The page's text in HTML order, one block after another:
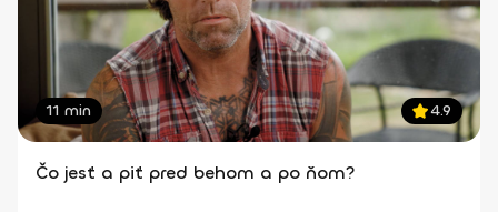
11 min 4.9
Čo jesť a piť pred behom a po ňom?